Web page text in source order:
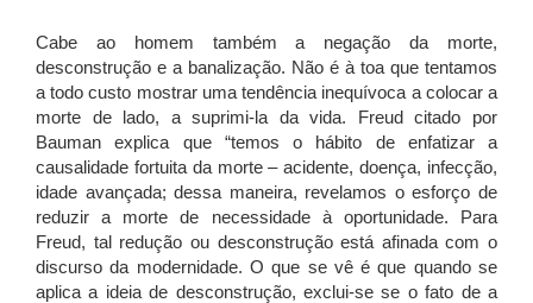
Cabe ao homem também a negação da morte,
desconstrução e a banalização. Não é à toa que tentamos
a todo custo mostrar uma tendência inequívoca a colocar a
morte de lado, a suprimi-la da vida. Freud citado por
Bauman explica que “temos o hábito de enfatizar a
causalidade fortuita da morte – acidente, doença, infecção,
idade avançada; dessa maneira, revelamos o esforço de
reduzir a morte de necessidade à oportunidade. Para
Freud, tal redução ou desconstrução está afinada com o
discurso da modernidade. O que se vê é que quando se
aplica a ideia de desconstrução, exclui-se se o fato de a